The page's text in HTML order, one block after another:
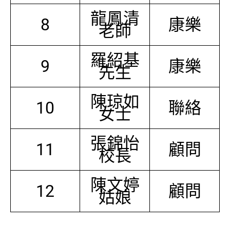
8 龍鳳清
老師 康樂
9 羅紹基
先生 康樂
10 陳琼如
女士 聯絡
11 張錦怡
校長 顧問
12 陳文婷
姑娘 顧問